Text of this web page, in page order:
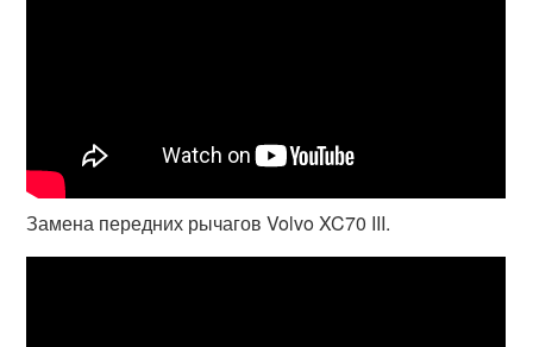
Замена передних рычагов Volvo XC70 III.